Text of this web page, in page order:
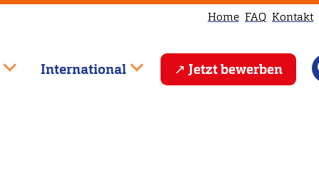
Home FAQ Kontakt
International Jetzt bewerben